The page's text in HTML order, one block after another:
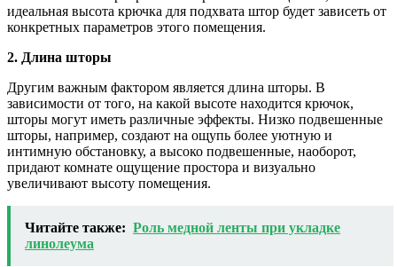
идеальная высота крючка для подхвата штор будет зависеть от
конкретных параметров этого помещения.
2. Длина шторы
Другим важным фактором является длина шторы. В
зависимости от того, на какой высоте находится крючок,
шторы могут иметь различные эффекты. Низко подвешенные
шторы, например, создают на ощупь более уютную и
интимную обстановку, а высоко подвешенные, наоборот,
придают комнате ощущение простора и визуально
увеличивают высоту помещения.
Читайте также: Роль медной ленты при укладке
линолеума